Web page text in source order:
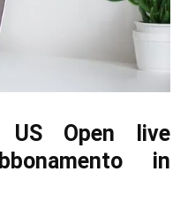
US Open live
in